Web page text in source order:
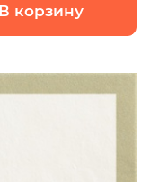
В корзину